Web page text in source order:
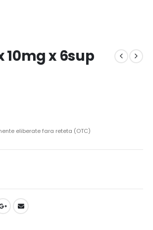
10mg x 6sup
eliberate fara reteta (OTC)